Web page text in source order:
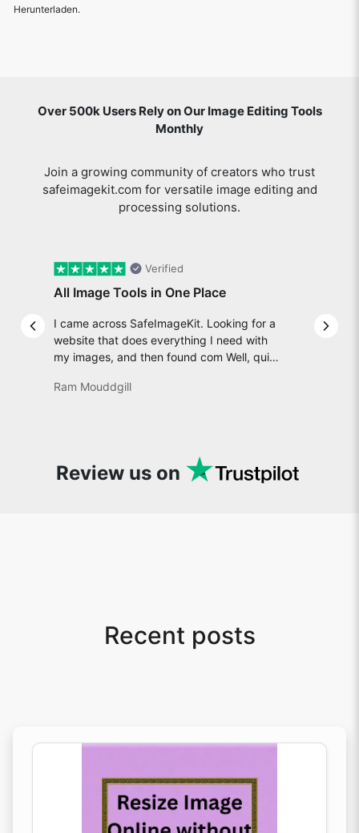
Herunterladen.
Over 500k Users Rely on Our Image Editing Tools
Monthly
Join a growing community of creators who trust
safeimagekit.com for versatile image editing and
processing solutions.
Previous slide
Verified
All Image Tools in One Place
I came across SafeImageKit. Looking for a
website that does everything I need with
my images, and then found com Well, quite
an incredibly high-speed, stable and easy-
snappy tools every now and then!
Ram Mouddgill
Next
Review us on
Recent posts